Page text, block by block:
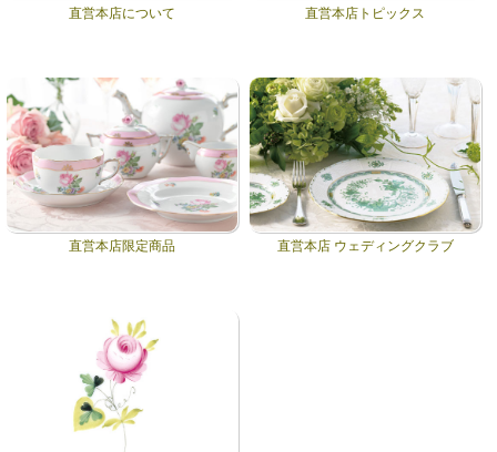
直営本店について 直営本店トピックス
直営本店限定商品 直営本店 ウェディングクラブ